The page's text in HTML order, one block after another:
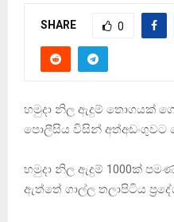
SHARE 0
හමුදා නිල ඇදුම් තොගයක්
පොලීසිය විසින් අත්අඩංගුවට
හමුදා නිල ඇදුම් 1000ක්
ඇත්තේ ගාල්ල තලාපිටිය